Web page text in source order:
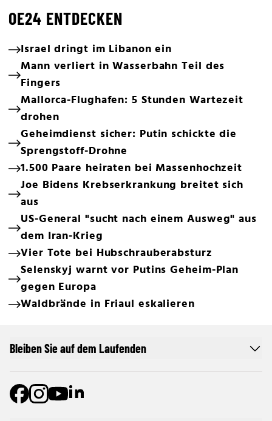
OE24 ENTDECKEN
Israel dringt im Libanon ein
Mann verliert in Wasserbahn Teil des
Fingers
Mallorca-Flughafen: 5 Stunden Wartezeit
drohen
Geheimdienst sicher: Putin schickte die
Sprengstoff-Drohne
1.500 Paare heiraten bei Massenhochzeit
Joe Bidens Krebserkrankung breitet sich
aus
US-General "sucht nach einem Ausweg" aus
dem Iran-Krieg
Vier Tote bei Hubschrauberabsturz
Selenskyj warnt vor Putins Geheim-Plan
gegen Europa
Waldbrände in Friaul eskalieren
Bleiben Sie auf dem Laufenden